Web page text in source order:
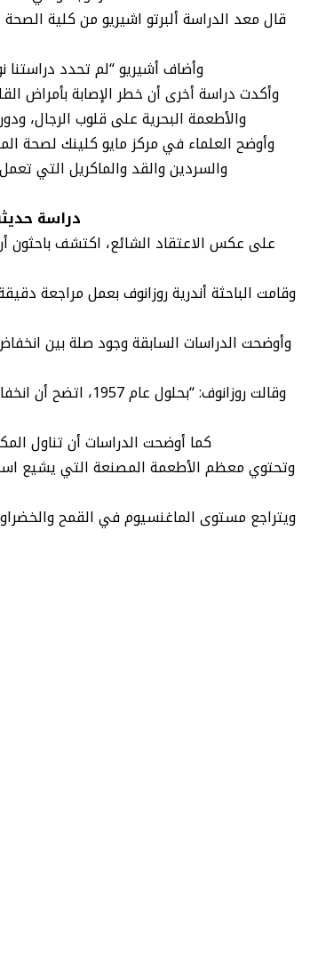
قال معد الدراسة ألبرتو اشيريو من كلية
وأضاف أشيريو “لم تحدد
والأطعمة البحرية على قلوب الرجال،
والسردين والقد والماكريل التي
دراسة
على عكس الاعتقاد الشائع، اكتشف باحثون
وأوضحت الدراسات السابقة وجود صلة بين
وقالت روزانوف:
كما أوضحت الدراسات أن تناول
وتحتوي معظم الأطعمة المصنعة التي يشيع
ويتراجع مستوى الماغنسيوم في القمح